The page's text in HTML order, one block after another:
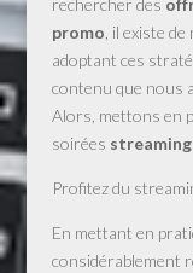
rechercher des
promo, il existe de
adoptant ces
contenu que nous
Alors, mettons en
soirées streaming
Profitez du
En mettant en
considérablement